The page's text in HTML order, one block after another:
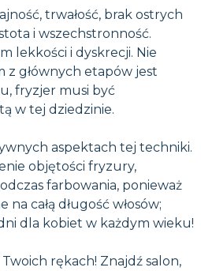
trwałość, brak ostrych
i wszechstronność.
lekkości i dyskrecji. Nie
z głównych etapów jest
fryzjer musi być
w tej dziedzinie.
aspektach tej techniki.
objętości fryzury,
farbowania, ponieważ
na całą długość włosów;
dla kobiet w każdym wieku!
rękach! Znajdź salon,